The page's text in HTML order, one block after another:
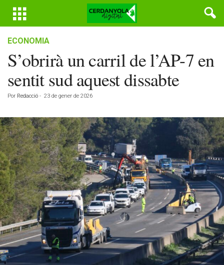
ECONOMIA
S’obrirà un carril de l’AP-7 en
sentit sud aquest dissabte
Por Redacció - 23 de gener de 2026